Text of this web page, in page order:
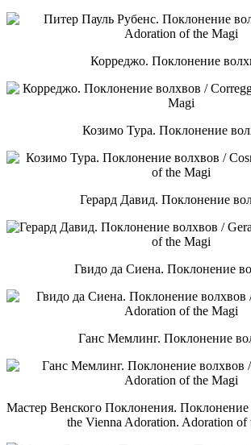
Корреджо. Поклонение
Козимо Тура. Поклонение
Герард Давид. Поклонение
Гвидо да Сиена. Поклонение
Ганс Мемлинг. Поклонение
Мастер Венского Поклонения. Поклонение
the Vienna Adoration. Adoration of